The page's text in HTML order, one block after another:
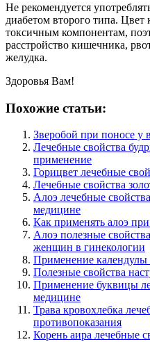
Не рекомендуется
диабетом второго типа. Цвет
токсичным компонентам,
расстройство кишечника,
желудка.
Здоровья Вам!
Похожие статьи:
Зверобой при поносе у
Лечебные свойства
применение
Горицвет лечебные
Лечебные свойства
Алоэ лечебные
медицине
Как применять алоэ
Алоэ полезные
женщин в гинекологии
Применение
Полезные свойства
Применение буквицы
медицине
Трава кровохлебка
противопоказания
Корень аира лечебные